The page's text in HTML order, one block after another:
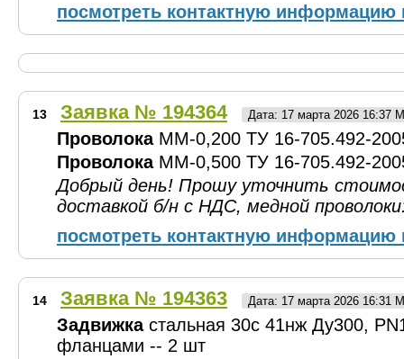
посмотреть контактную информацию
13 Заявка № 194364 Дата: 17 марта 2026 16:37
ПроволокаММ-0,200 ТУ 16-705.492-
ПроволокаММ-0,500 ТУ 16-705.492-
Добрый день! Прошу уточнить
доставкой б/н с НДС, медной
посмотреть контактную информацию
14 Заявка № 194363 Дата: 17 марта 2026 16:31
Задвижкастальная 30с 41нж Ду300,
фланцами -- 2 шт